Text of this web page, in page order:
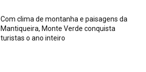
Com clima de montanha e paisagens da
Mantiqueira, Monte Verde conquista
turistas o ano inteiro